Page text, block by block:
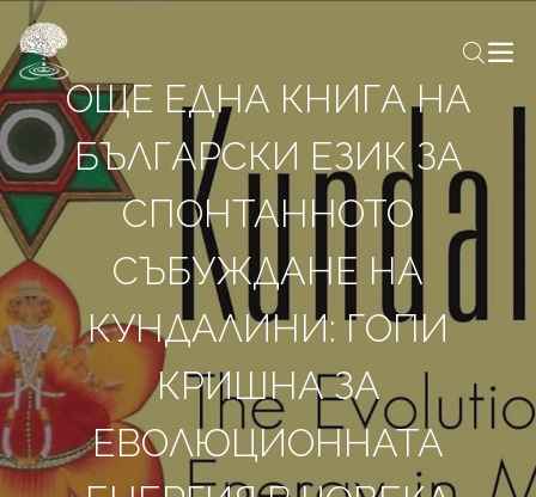
ОЩЕ ЕДНА КНИГА НА
БЪЛГАРСКИ ЕЗИК ЗА
СПОНТАННОТО
СЪБУЖДАНЕ НА
КУНДАЛИНИ: ГОПИ
КРИШНА ЗА
ЕВОЛЮЦИОННАТА